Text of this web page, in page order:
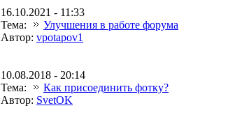
16.10.2021 - 11:33
Тема:
Улучшения в работе форума
Автор: vpotapov1
10.08.2018 - 20:14
Тема:
Как присоединить фотку?
Автор: SvetOK